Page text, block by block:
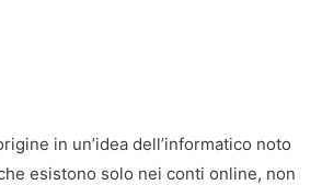
in un’idea dell’informatico noto
esistono solo nei conti online, non